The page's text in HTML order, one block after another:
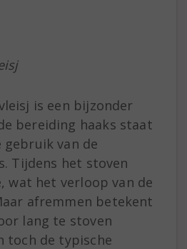
is een bijzonder
bereiding haaks staat
van de
Tijdens het stoven
wat het verloop van de
afremmen betekent
lang te stoven
toch de typische